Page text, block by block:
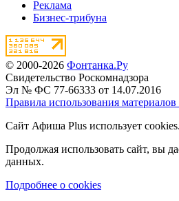
Реклама
Бизнес-трибуна
© 2000-2026 Фонтанка.Ру
Свидетельство Роскомнадзора
Эл № ФС 77-66333 от 14.07.2016
Правила использования материалов
Сайт Афиша Plus использует cookies.
Продолжая использовать сайт, вы
данных.
Подробнее о cookies